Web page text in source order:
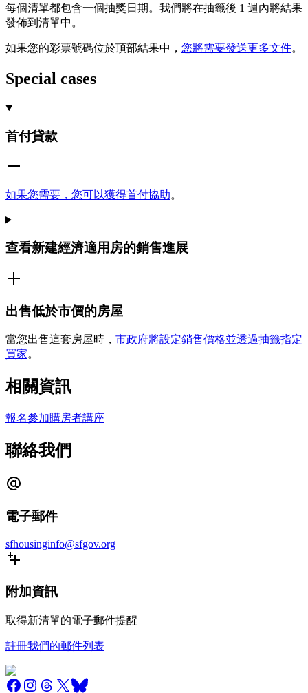
每個清單都包含一個抽獎日期。我們將在抽籤後 1 週內將結果
發佈到清單中。
如果您的彩票號碼位於頂部結果中， 您將需要發送更多文件。
Special cases
首付貸款
如果您需要，您可以獲得首付協助。
查看新建經濟適用房的銷售進展
出售低於市價的房屋
當您出售這套房屋時， 市政府將設定銷售價格並透過抽籤指定
買家。
相關資訊
報名參加購房者講座
聯絡我們
電子郵件
sfhousinginfo@sfgov.org
附加資訊
取得新清單的電子郵件提醒
註冊我們的郵件列表